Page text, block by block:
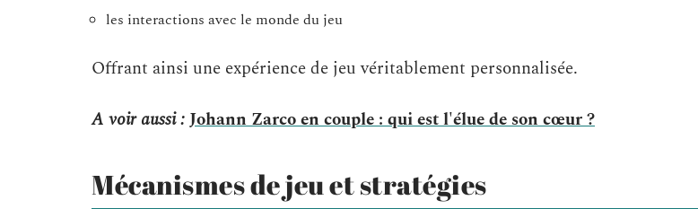
les interactions avec le monde du jeu
Offrant ainsi une expérience de jeu véritablement personnalisée.
A voir aussi :Johann Zarco en couple : qui est l'élue de son cœur ?
Mécanismes de jeu et stratégies